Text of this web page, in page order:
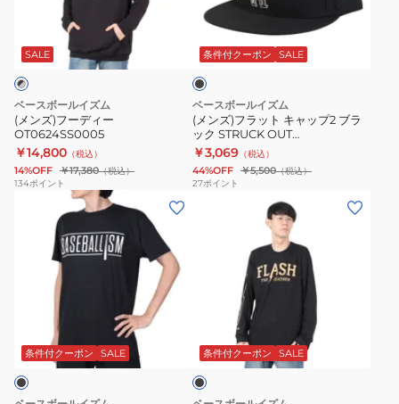
ー
OT0624SS0005
SALE
ベースボールイズム
(メンズ)フーディー
OT0624SS0005
￥14,800 （税込）
14%OFF ￥17,380（税込）
134ポイント
ッ
キ
ャ
ッ
プ
2
ブ
ラ
OT1325SS0002
条件付クーポン SALE
ブ
ラ
ッ
ク
ベースボールイズム
(メンズ)フラット キャップ2 ブラ
ック STRUCK OUT
OT1325SS0002
￥3,069 （税込）
44%OFF ￥5,500（税込）
27ポイント
ャ
ツ
BASEBALLISM
条件付クーポン SALE
ャ
ツ
OT0324SS0001
条件付クーポン SALE
ブ
ラ
ッ
ク